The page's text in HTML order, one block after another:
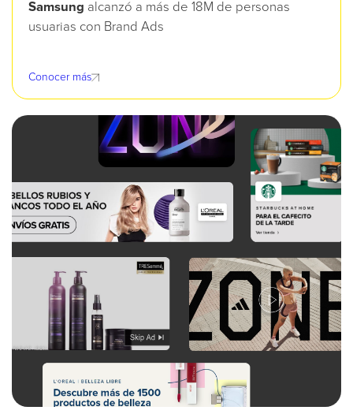
Samsung alcanzó a más de 18M de personas
usuarias con Brand Ads
Conocer más